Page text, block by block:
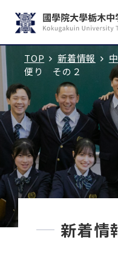
入試
学校紹介
中学校
高等学校
高校入試新着情
TOP 新着情報
便り その２